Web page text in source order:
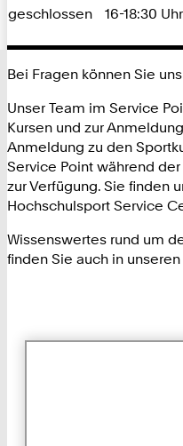
geschlossen 16-18:30 Uhr
Bei Fragen können Sie
Unser Team im Service
Kursen und zur
Anmeldung zu den
Service Point während
zur Verfügung. Sie finden
Hochschulsport Service
Wissenswertes rund um
finden Sie auch in unseren